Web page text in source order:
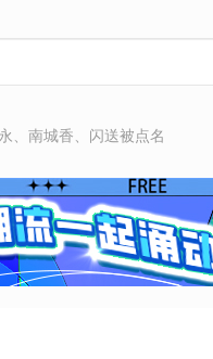
、南城香、闪送被点名